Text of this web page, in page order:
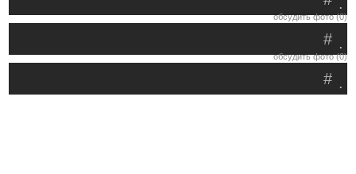
обсудить фото (0)
.
#
обсудить фото (0)
.
#